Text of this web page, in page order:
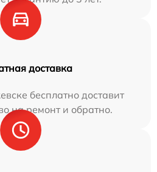
доставка
бесплатно доставит
на ремонт и обратно.